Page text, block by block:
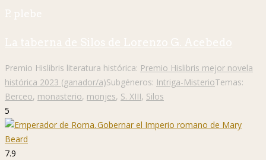
P. plebe
La taberna de Silos de Lorenzo G. Acebedo
Premio Hislibris literatura histórica: Premio Hislibris mejor novela
histórica 2023 (ganador/a)Subgéneros: Intriga-MisterioTemas:
Berceo, monasterio, monjes, S. XIII, Silos
5
7.9